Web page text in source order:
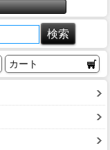
カート